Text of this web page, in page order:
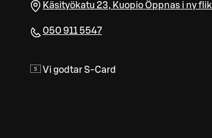
Käsityökatu 23, KuopioÖppnas i ny flik
050 911 5547
Vi godtar S-Card